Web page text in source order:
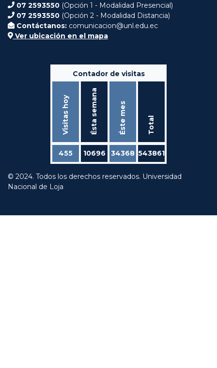
07 2593550 (Opción 1 - Modalidad Presencial)
07 2593550 (Opción 2 - Modalidad Distancia)
Contáctanos: comunicacion@unl.edu.ec
Ver ubicación en el mapa
Contador de visitas
Visitas hoy Ésta semana Éste mes Total
455 10696 34368 543861
© 2024. Todos los derechos reservados. Universidad
Nacional de Loja